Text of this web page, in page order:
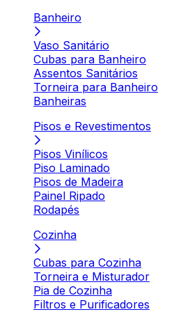
Banheiro
Vaso Sanitário
Cubas para Banheiro
Assentos Sanitários
Torneira para Banheiro
Banheiras
Pisos e Revestimentos
Pisos Vinílicos
Piso Laminado
Pisos de Madeira
Painel Ripado
Rodapés
Cozinha
Cubas para Cozinha
Torneira e Misturador
Pia de Cozinha
Filtros e Purificadores